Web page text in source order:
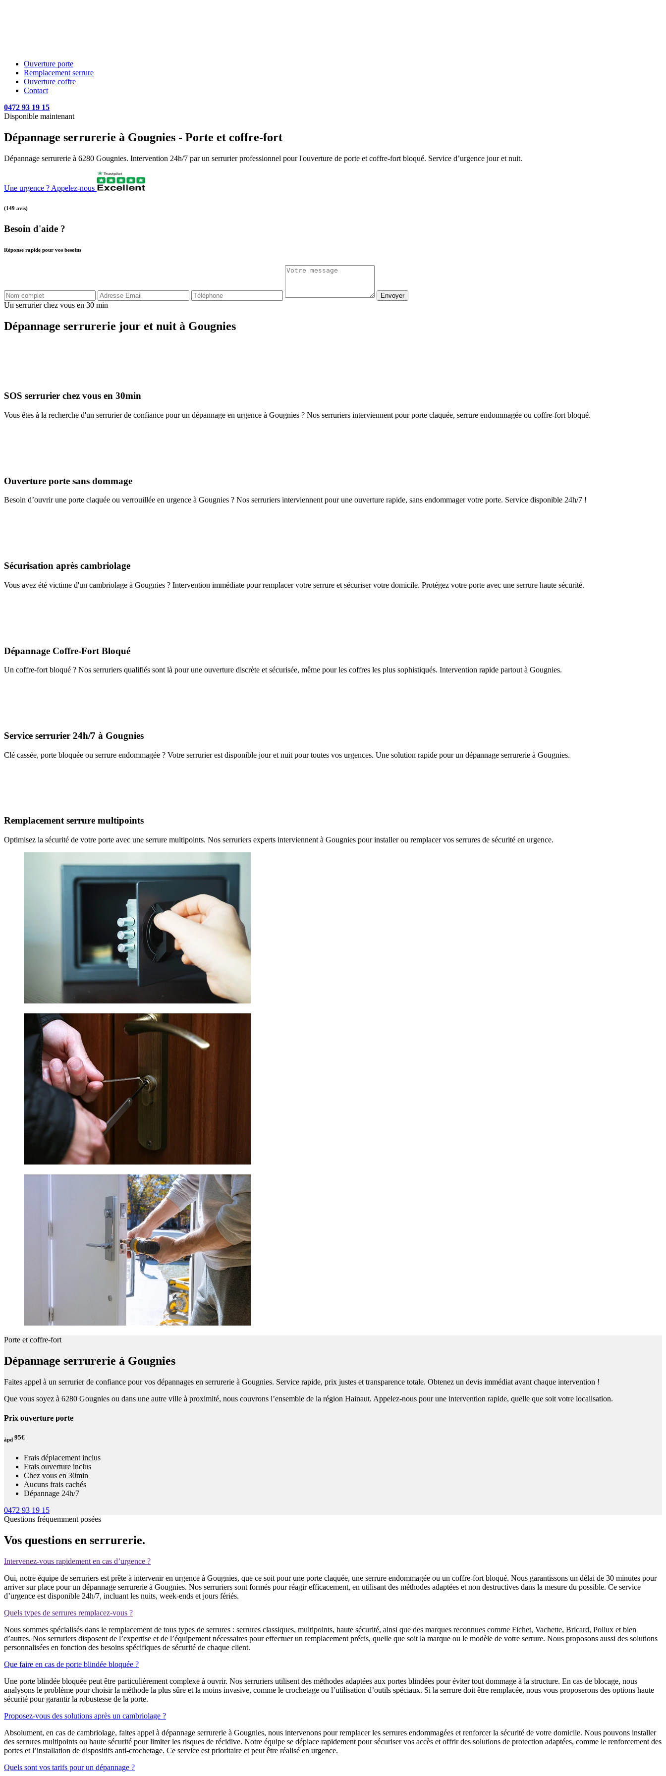
Ouverture porte
Remplacement serrure
Ouverture coffre
Contact
0472 93 19 15
Disponible maintenant
Dépannage serrurerie à Gougnies - Porte et coffre-fort
Dépannage serrurerie à 6280 Gougnies. Intervention 24h/7 par un serrurier professionnel pour l'ouverture de porte et coffre-fort bloqué. Service d’urgence jour et nuit.
Une urgence ? Appelez-nous
(149 avis)
Besoin d'aide ?
Réponse rapide pour vos besoins
Envoyer
Un serrurier chez vous en 30 min
Dépannage serrurerie jour et nuit à Gougnies
SOS serrurier chez vous en 30min
Vous êtes à la recherche d'un serrurier de confiance pour un dépannage en urgence à Gougnies ? Nos serruriers interviennent pour porte claquée, serrure endommagée ou coffre-fort bloqué.
Ouverture porte sans dommage
Besoin d’ouvrir une porte claquée ou verrouillée en urgence à Gougnies ? Nos serruriers interviennent pour une ouverture rapide, sans endommager votre porte. Service disponible 24h/7 !
Sécurisation après cambriolage
Vous avez été victime d'un cambriolage à Gougnies ? Intervention immédiate pour remplacer votre serrure et sécuriser votre domicile. Protégez votre porte avec une serrure haute sécurité.
Dépannage Coffre-Fort Bloqué
Un coffre-fort bloqué ? Nos serruriers qualifiés sont là pour une ouverture discrète et sécurisée, même pour les coffres les plus sophistiqués. Intervention rapide partout à Gougnies.
Service serrurier 24h/7 à Gougnies
Clé cassée, porte bloquée ou serrure endommagée ? Votre serrurier est disponible jour et nuit pour toutes vos urgences. Une solution rapide pour un dépannage serrurerie à Gougnies.
Remplacement serrure multipoints
Optimisez la sécurité de votre porte avec une serrure multipoints. Nos serruriers experts interviennent à Gougnies pour installer ou remplacer vos serrures de sécurité en urgence.
Porte et coffre-fort
Dépannage serrurerie à Gougnies
Faites appel à un serrurier de confiance pour vos dépannages en serrurerie à Gougnies. Service rapide, prix justes et transparence totale. Obtenez un devis immédiat avant chaque intervention !
Que vous soyez à 6280 Gougnies ou dans une autre ville à proximité, nous couvrons l’ensemble de la région Hainaut. Appelez-nous pour une intervention rapide, quelle que soit votre localisation.
Prix ouverture porte
àpd 95€
Frais déplacement inclus
Frais ouverture inclus
Chez vous en 30min
Aucuns frais cachés
Dépannage 24h/7
0472 93 19 15
Questions fréquemment posées
Vos questions en serrurerie.
Intervenez-vous rapidement en cas d’urgence ?
Oui, notre équipe de serruriers est prête à intervenir en urgence à Gougnies, que ce soit pour une porte claquée, une serrure endommagée ou un coffre-fort bloqué. Nous garantissons un délai de 30 minutes pour
arriver sur place pour un dépannage serrurerie à Gougnies. Nos serruriers sont formés pour réagir efficacement, en utilisant des méthodes adaptées et non destructives dans la mesure du possible. Ce service
d’urgence est disponible 24h/7, incluant les nuits, week-ends et jours fériés.
Quels types de serrures remplacez-vous ?
Nous sommes spécialisés dans le remplacement de tous types de serrures : serrures classiques, multipoints, haute sécurité, ainsi que des marques reconnues comme Fichet, Vachette, Bricard, Pollux et bien
d’autres. Nos serruriers disposent de l’expertise et de l’équipement nécessaires pour effectuer un remplacement précis, quelle que soit la marque ou le modèle de votre serrure. Nous proposons aussi des solutions
personnalisées en fonction des besoins spécifiques de sécurité de chaque client.
Que faire en cas de porte blindée bloquée ?
Une porte blindée bloquée peut être particulièrement complexe à ouvrir. Nos serruriers utilisent des méthodes adaptées aux portes blindées pour éviter tout dommage à la structure. En cas de blocage, nous
analysons le problème pour choisir la méthode la plus sûre et la moins invasive, comme le crochetage ou l’utilisation d’outils spéciaux. Si la serrure doit être remplacée, nous vous proposerons des options haute
sécurité pour garantir la robustesse de la porte.
Proposez-vous des solutions après un cambriolage ?
Absolument, en cas de cambriolage, faites appel à dépannage serrurerie à Gougnies, nous intervenons pour remplacer les serrures endommagées et renforcer la sécurité de votre domicile. Nous pouvons installer
des serrures multipoints ou haute sécurité pour limiter les risques de récidive. Notre équipe se déplace rapidement pour sécuriser vos accès et offrir des solutions de protection adaptées, comme le renforcement des
portes et l’installation de dispositifs anti-crochetage. Ce service est prioritaire et peut être réalisé en urgence.
Quels sont vos tarifs pour un dépannage ?